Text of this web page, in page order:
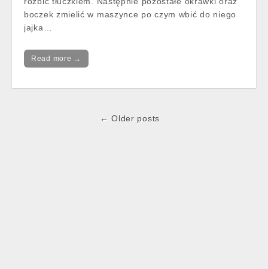
boczek zmielić w maszynce po czym wbić do niego
jajka…
Read more →
← Older posts